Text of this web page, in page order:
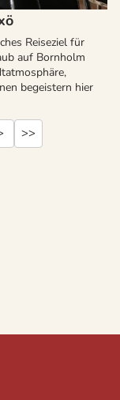
Reiseziel für
auf Bornholm
begeistern hier
>>